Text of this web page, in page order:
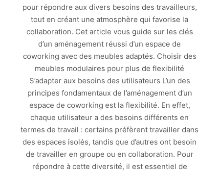
pour répondre aux divers besoins des travailleurs,
tout en créant une atmosphère qui favorise la
collaboration. Cet article vous guide sur les clés
d’un aménagement réussi d’un espace de
coworking avec des meubles adaptés. Choisir des
meubles modulaires pour plus de flexibilité
S’adapter aux besoins des utilisateurs L’un des
principes fondamentaux de l’aménagement d’un
espace de coworking est la flexibilité. En effet,
chaque utilisateur a des besoins différents en
termes de travail : certains préfèrent travailler dans
des espaces isolés, tandis que d’autres ont besoin
de travailler en groupe ou en collaboration. Pour
répondre à cette diversité, il est essentiel de